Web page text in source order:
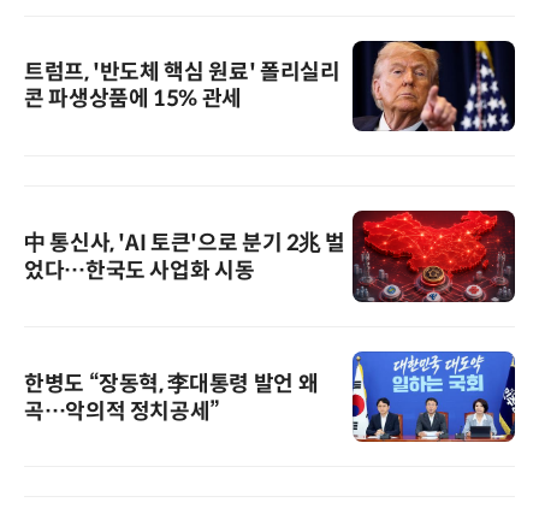
트럼프, '반도체 핵심 원료' 폴리실리
콘 파생상품에 15% 관세
中 통신사, 'AI 토큰'으로 분기 2兆 벌
었다…한국도 사업화 시동
한병도 “장동혁, 李대통령 발언 왜
곡…악의적 정치공세”